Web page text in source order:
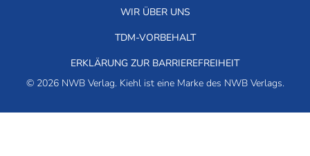
© 2026 NWB Verlag. Kiehl ist eine Marke des NWB Verlags.
WIR ÜBER UNS
TDM-VORBEHALT
ERKLÄRUNG ZUR BARRIEREFREIHEIT